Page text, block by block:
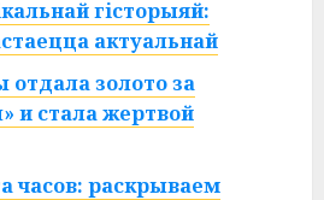
гісторыяй:
актуальнай
золото за
и стала жертвой
часов: раскрываем